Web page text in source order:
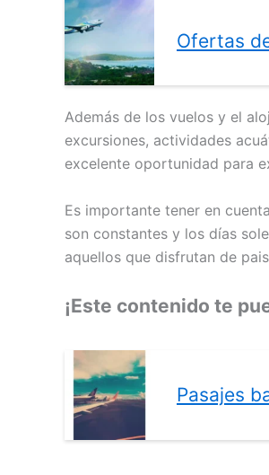
Ofertas
Además de los vuelos y el
excursiones, actividades
excelente oportunidad para
Es importante tener en
son constantes y los días
aquellos que disfrutan de
¡Este contenido te
Pasajes